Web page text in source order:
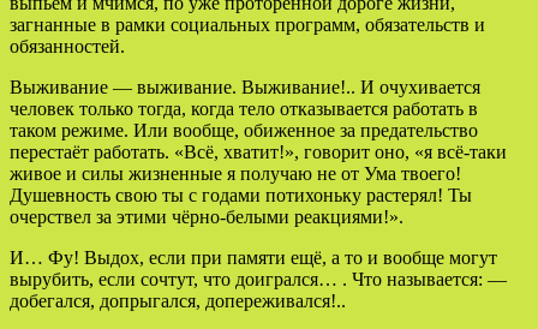
загнанные в рамки социальных программ, обязательств и
обязанностей.
Выживание — выживание. Выживание!.. И очухивается
человек только тогда, когда тело отказывается работать в
таком режиме. Или вообще, обиженное за предательство
перестаёт работать. «Всё, хватит!», говорит оно, «я всё-таки
живое и силы жизненные я получаю не от Ума твоего!
Душевность свою ты с годами потихоньку растерял! Ты
очерствел за этими чёрно-белыми реакциями!».
И… Фу! Выдох, если при памяти ещё, а то и вообще могут
вырубить, если сочтут, что доигрался… . Что называется: —
добегался, допрыгался, допереживался!..